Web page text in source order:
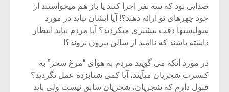
صدایی بود که سه نفر اجرا کنند یا باز هم می‏خواستند از
خود چهره‏ای نو ارائه دهند؟! آیا ایشان نباید در مورد
سولیست‏ها دقت بیشتری می‏کردند؟ آیا مردم نباید انتظار
داشته باشند که ناامید از سالن بیرون نروند؟!
در مورد آن‏که می‏ گویید مردم به هوای “مرغ سحر” به
کنسرت شجریان می‏آیند، آیا کمی شتاب‏زده عمل نگردید؟
قبول دارم که شجریان، شجریان سابق نیست ولی باید